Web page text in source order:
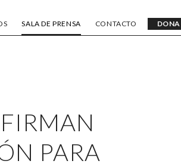
SALA DE PRENSA CONTACTO DONA
PARA